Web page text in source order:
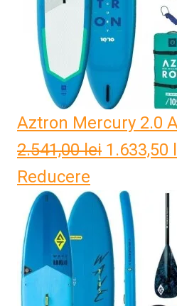
Aztron Mercury 2.0
2.541,00lei Prețul
fost:
2.541,00
1.633,50
Reducere